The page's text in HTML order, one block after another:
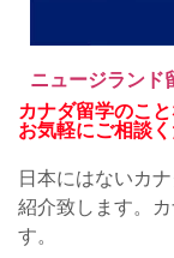
ニュージランド
カナダ留学のこ
お気軽にご相談
日本にはないカ
紹介致します。
す。